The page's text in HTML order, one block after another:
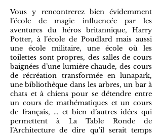
Vous y rencontrerez bien évidemment
l’école de magie influencée par les
aventures du héros britannique, Harry
Potter, à l’école de Poudlard mais aussi
une école militaire, une école où les
toilettes sont propres, des salles de cours
baignées d’une lumière chaude, des cours
de récréation transformée en lunapark,
une bibliothèque dans les arbres, un bar à
chats et à chiens pour se détendre entre
un cours de mathématiques et un cours
de français, … et bien d’autres idées qui
permettent à La Table Ronde de
l’Architecture de dire qu’il serait temps